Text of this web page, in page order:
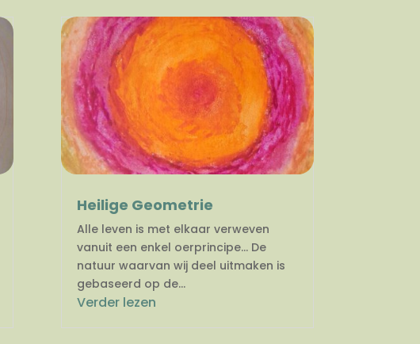
Heilige Geometrie
Alle leven is met elkaar verweven
vanuit een enkel oerprincipe… De
natuur waarvan wij deel uitmaken is
gebaseerd op de...
Verder lezen